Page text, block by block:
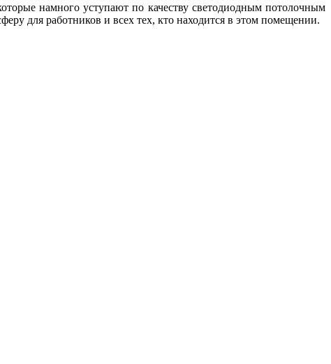
намного уступают по качеству светодиодным потолочным
для работников и всех тех, кто находится в этом помещении.